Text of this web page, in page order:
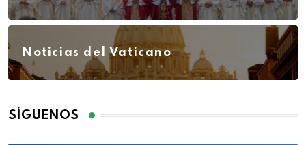
Noticias del Vaticano
SÍGUENOS